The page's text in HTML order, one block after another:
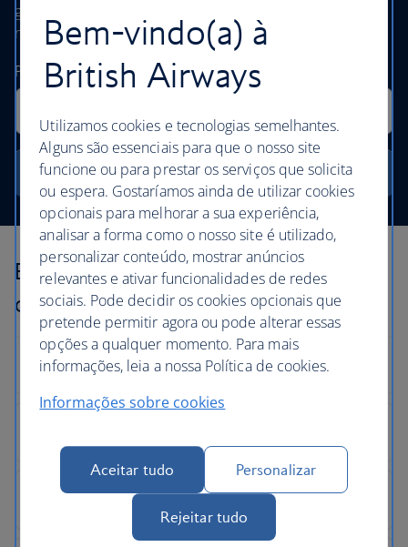
gosta ou embarque numa aventura num local totalmente
novo.
Procurar
Explore os nossos destinos por
continente
Bem-vindo(a) à
British Airways
Utilizamos cookies e tecnologias semelhantes.
Alguns são essenciais para que o nosso site
funcione ou para prestar os serviços que solicita
ou espera. Gostaríamos ainda de utilizar cookies
opcionais para melhorar a sua experiência,
analisar a forma como o nosso site é utilizado,
personalizar conteúdo, mostrar anúncios
relevantes e ativar funcionalidades de redes
sociais. Pode decidir os cookies opcionais que
pretende permitir agora ou pode alterar essas
opções a qualquer momento. Para mais
informações, leia a nossa Política de cookies.
Informações sobre cookies
Aceitar tudo Personalizar
Rejeitar tudo